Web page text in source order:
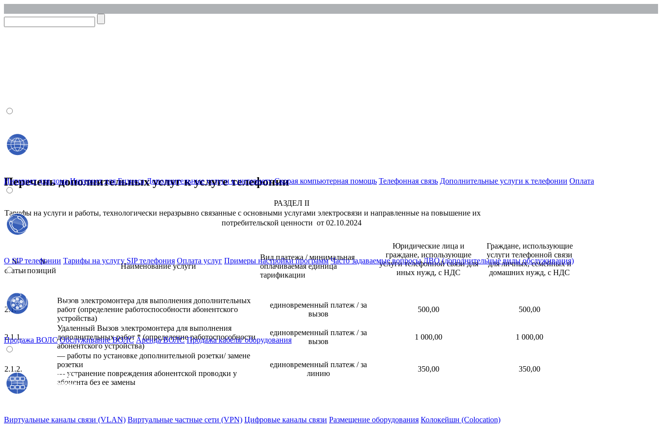
Интернет для дома Интернет для Бизнеса Дополнительные услуги к интернету Скорая компьютерная помощь Телефонная связь Дополнительные услуги к телефонии Оплата
О SIP телефонии Тарифы на услугу SIP телефония Оплата услуг Примеры настройки программ Часто задаваемые вопросы ДВО (дополнительные виды обслуживания)
Продажа ВОЛС Обслуживание ВОЛС Аренда ВОЛС Продажа кабеля/ оборудования
Виртуальные каналы связи (VLAN) Виртуальные частные сети (VPN) Цифровые каналы связи Размещение оборудования Колокейшн (Colocation)
Перечень дополнительных услуг к услуге телефонии
РАЗДЕЛ II
Тарифы на услуги и работы, технологически неразрывно связанные с основными услугами электросвязи и направленные на повышение их
потребительской ценности от 02.10.2024
№
статьи
№
позиций
Наименование услуги
Вид платежа / минимальная
оплачиваемая единица
тарификации
Юридические лица и
граждане, использующие
услуги телефонной связи для
иных нужд, c НДС
Граждане, использующие
услуги телефонной связи
для личных, семейных и
домашних нужд, с НДС
2.1.
Вызов электромонтера для выполнения дополнительных
работ (определение работоспособности абонентского
устройства)
единовременный платеж / за
вызов
500,00 500,00
2.1.1.
Удаленный Вызов электромонтера для выполнения
дополнительных работ * (определение работоспособности
абонентского устройства)
единовременный платеж / за
вызов
1 000,00 1 000,00
2.1.2.
— работы по установке дополнительной розетки/ замене
розетки
— устранение повреждения абонентской проводки у
абонента без ее замены
единовременный платеж / за
линию
350,00 350,00